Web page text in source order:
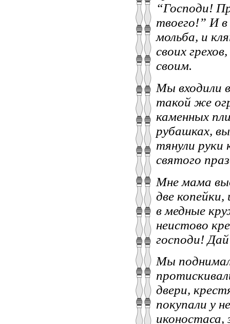
“Господи!
твоего!” И в
мольба, и
своих
своим.
Мы входили
такой же
каменных
рубашках,
тянули руки
святого
Мне мама
две копейки,
в медные
неистово
господи!
Мы
двери,
покупали у
иконостаса,